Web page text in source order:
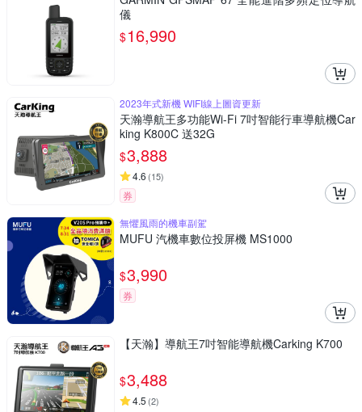
儀
$16,990
2023年式新機 WIFI線上圖資更新
天瀚導航王多功能Wi-Fi 7吋智能行車導航機Car
king K800C 送32G
$3,888
4.6 (15)
券
無懼風雨的機車副駕
MUFU 汽機車數位投屏機 MS1000
$3,990
券
【天瀚】導航王7吋智能導航機Carking K700
$3,488
4.5 (2)